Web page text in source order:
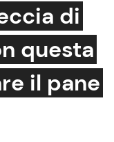
e TV
VIP
di
questa
il pane